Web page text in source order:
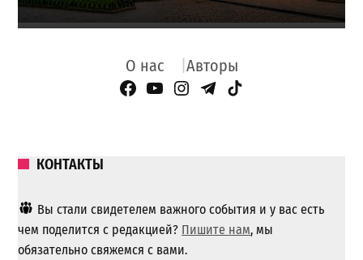
О нас Авторы
Facebook Page
YouTube
Instagram
Telegram
TikTok
КОНТАКТЫ
Вы стали свидетелем важного события и у вас есть
чем поделится с редакцией? Пишите нам, мы
обязательно свяжемся с вами.